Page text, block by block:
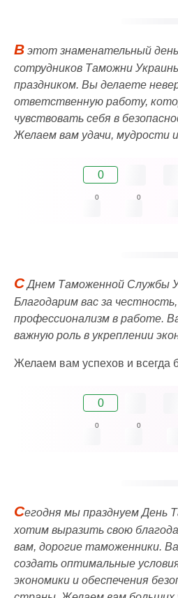
В этот знаменательный
сотрудников Таможни
праздником. Вы делаете
ответственную работу,
чувствовать себя в
Желаем вам удачи, мудрости и
0
0 0
СДнем Таможенной Службы
Благодарим вас за
профессионализм в работе.
важную роль в укреплении
Желаем вам успехов и всегда
0
0 0
Сегодня мы празднуем День
хотим выразить свою
вам, дорогие таможенники.
создать оптимальные
экономики и обеспечения